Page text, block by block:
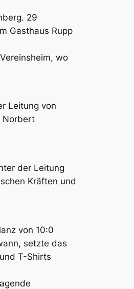
29
Gasthaus Rupp
wo
Leitung von
Norbert
der Leitung
Kräften und
von 10:0
setzte das
T-Shirts